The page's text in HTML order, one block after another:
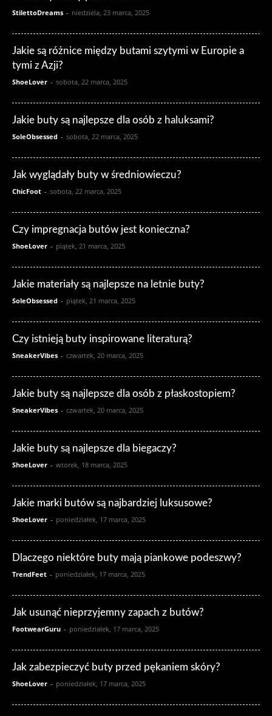
StilettoDreams - niedziela, 23 marca, 2025
Jakie są różnice między butami szytymi w Europie a
tymi z Azji?
ShoeLover - sobota, 22 marca, 2025
Jakie buty są najlepsze dla osób z haluksami?
SoleObsessed - sobota, 22 marca, 2025
Jak wyglądały buty w średniowieczu?
ChicFoot - sobota, 22 marca, 2025
Czy impregnacja butów jest konieczna?
ShoeLover - piątek, 21 marca, 2025
Jakie materiały są najlepsze na letnie buty?
SoleObsessed - piątek, 21 marca, 2025
Czy istnieją buty inspirowane literaturą?
SneakerVibes - czwartek, 20 marca, 2025
Jakie buty są najlepsze dla osób z płaskostopiem?
SneakerVibes - czwartek, 20 marca, 2025
Jakie buty są najlepsze dla biegaczy?
ShoeLover - wtorek, 18 marca, 2025
Jakie marki butów są najbardziej luksusowe?
ShoeLover - poniedziałek, 17 marca, 2025
Dlaczego niektóre buty mają piankowe podeszwy?
TrendFeet - poniedziałek, 17 marca, 2025
Jak usunąć nieprzyjemny zapach z butów?
FootwearGuru - poniedziałek, 17 marca, 2025
Jak zabezpieczyć buty przed pękaniem skóry?
ShoeLover - poniedziałek, 17 marca, 2025